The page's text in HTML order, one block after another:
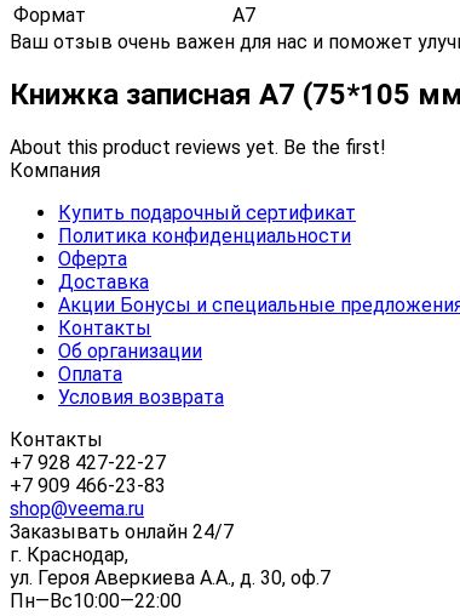
Формат
А7
Ваш отзыв очень важен для нас и поможет
Книжка записная А7 (75*105
About this product reviews yet. Be the first!
Компания
Купить подарочный сертификат
Политика конфиденциальности
Оферта
Доставка
Акции Бонусы и специальные
Контакты
Об организации
Оплата
Условия возврата
Контакты
+7 928 427-22-27
+7 909 466-23-83
shop@veema.ru
Заказывать онлайн 24/7
г. Краснодар,
ул. Героя Аверкиева А.А., д. 30, оф.7
Пн—Вс10:00—22:00